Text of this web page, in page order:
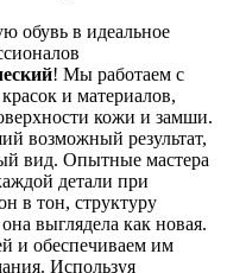
обувь в идеальное
! Мы работаем с
и материалов,
кожи и замши.
возможный результат,
вид. Опытные мастера
детали при
в тон, структуру
выглядела как новая.
и обеспечиваем им
Используя